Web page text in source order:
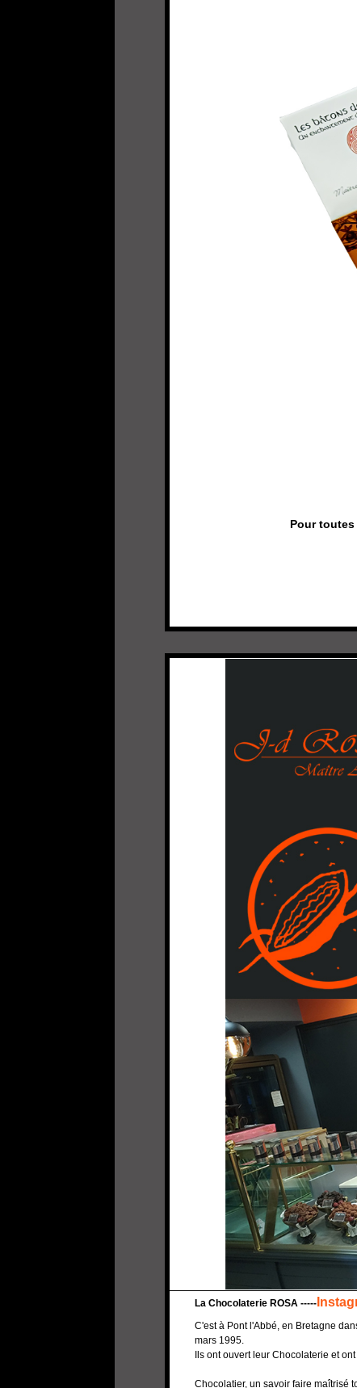
Pour
La Chocolaterie ROSA -----
C'est à Pont l'Abbé, en Bretagne
mars 1995.
Ils ont ouvert leur Chocolaterie et
Chocolatier, un savoir faire maîtrisé